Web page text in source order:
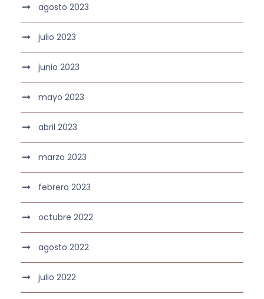
agosto 2023
julio 2023
junio 2023
mayo 2023
abril 2023
marzo 2023
febrero 2023
octubre 2022
agosto 2022
julio 2022